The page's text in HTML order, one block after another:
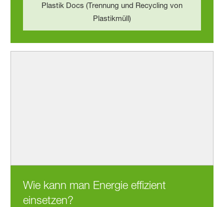
Plastik Docs (Trennung und Recycling von
Plastikmüll)
Wie kann man Energie effizient
einsetzen?